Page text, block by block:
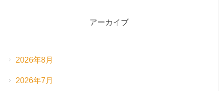
アーカイブ
2026年8月
2026年7月